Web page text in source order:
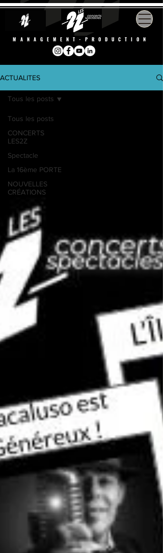
MANAGEMENT-PRODUCTION
ACTUALITES
Tous les posts
CONCERTS
LES2Z
Spectacle
La 16ème PORTE
NOUVELLES
CRÉATIONS
Tous les posts